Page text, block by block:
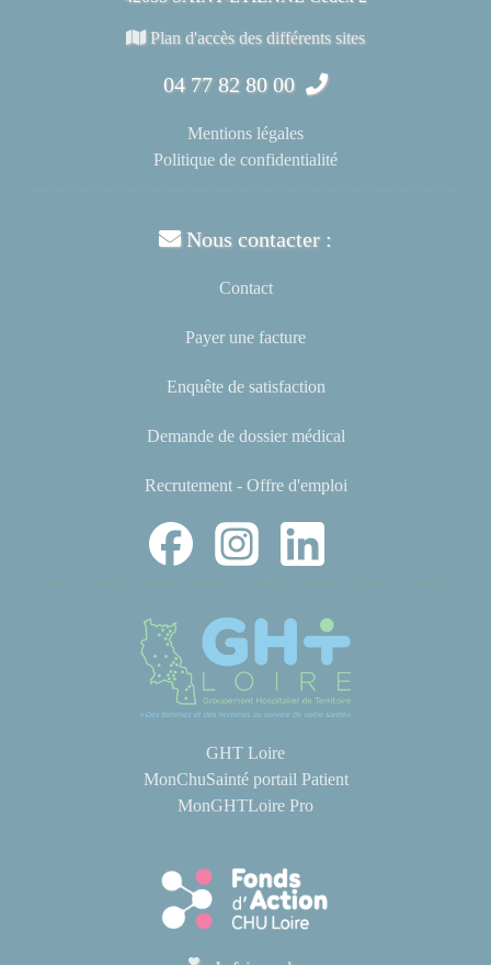
Plan d'accès des différents sites
04 77 82 80 00
Mentions légales
Politique de confidentialité
Nous contacter :
Contact
Payer une facture
Enquête de satisfaction
Demande de dossier médical
Recrutement - Offre d'emploi
GHT Loire
MonChuSainté portail Patient
MonGHTLoire Pro